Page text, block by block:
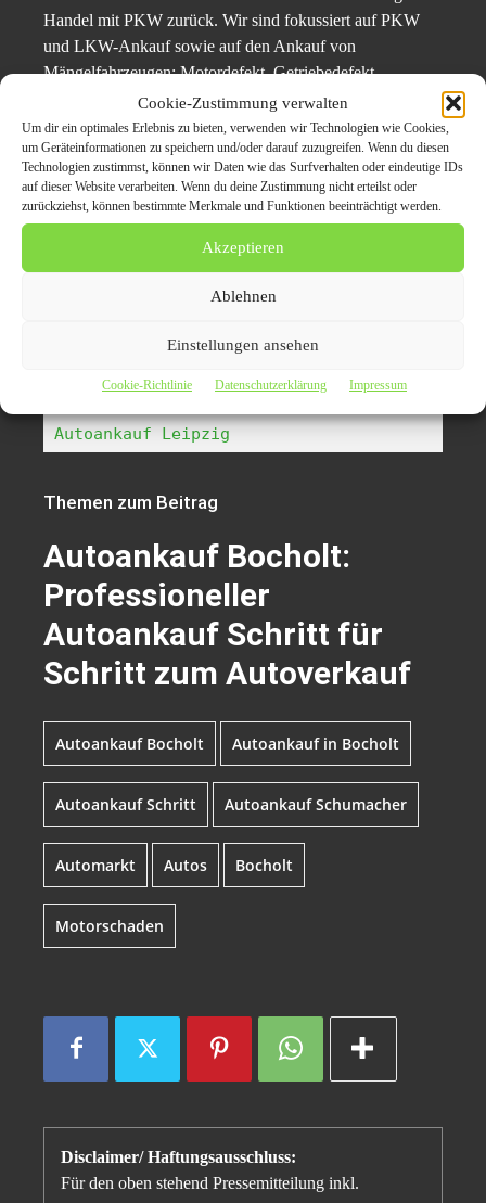
Cookie-Zustimmung verwalten
Um dir ein optimales Erlebnis zu bieten, verwenden wir Technologien wie Cookies,
um Geräteinformationen zu speichern und/oder darauf zuzugreifen. Wenn du diesen
Technologien zustimmst, können wir Daten wie das Surfverhalten oder eindeutige IDs
auf dieser Website verarbeiten. Wenn du deine Zustimmung nicht erteilst oder
zurückziehst, können bestimmte Merkmale und Funktionen beeinträchtigt werden.
Akzeptieren
Ablehnen
Einstellungen ansehen
Cookie-Richtlinie Datenschutzerklärung Impressum
Handel mit PKW zurück. Wir sind fokussiert auf PKW
und LKW-Ankauf sowie auf den Ankauf von
Mängelfahrzeugen: Motordefekt, Getriebedefekt,
Unfallschaden. Unsere Kontakte zu ausländischen
Händlern sind ausgezeichnet und diese PKW werden ins
ostereuropäische und afrikanische Ausland exportiert
weitere Pressemeldung überAutoankauf Bocholt
Autoankauf Leverkusen
Autoankauf Düsseldorf
Autoankauf Leipzig
Themen zum Beitrag
Autoankauf Bocholt:
Professioneller
Autoankauf Schritt für
Schritt zum Autoverkauf
Autoankauf Bocholt Autoankauf in Bocholt
Autoankauf Schritt Autoankauf Schumacher
Automarkt Autos Bocholt
Motorschaden
Disclaimer/ Haftungsausschluss:
Für den oben stehend Pressemitteilung inkl.